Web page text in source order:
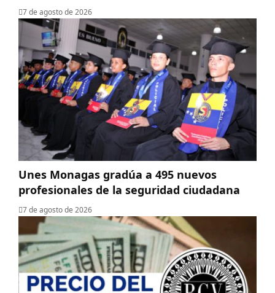
7 de agosto de 2026
Unes Monagas gradúa a 495 nuevos
profesionales de la seguridad ciudadana
7 de agosto de 2026